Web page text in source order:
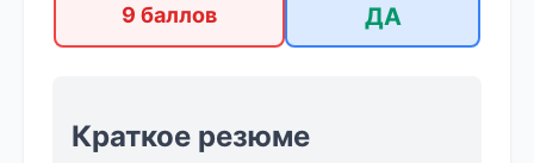
9 баллов ДА
Краткое резюме